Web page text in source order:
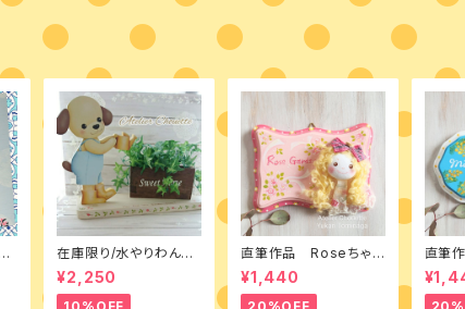
在庫限り/水やりわんこ
の鉢置き台 素材付きキ
ット
¥2,250
直筆作品 Roseちゃん
トールペイントとカント
リードールのミニボード
¥1,440
直筆
ん ト
トリ
ド